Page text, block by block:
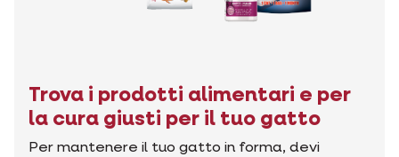
Trova i prodotti alimentari e per
la cura giusti per il tuo gatto
Per mantenere il tuo gatto in forma, devi